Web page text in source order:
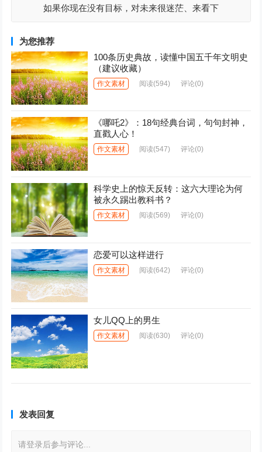
如果你现在没有目标，对未来很迷茫、来看下
为您推荐
100条历史典故，读懂中国五千年文明史
（建议收藏）
作文素材 阅读(594) 评论(0)
《哪吒2》：18句经典台词，句句封神，
直戳人心！
作文素材 阅读(547) 评论(0)
科学史上的惊天反转：这六大理论为何
被永久踢出教科书？
作文素材 阅读(569) 评论(0)
恋爱可以这样进行
作文素材 阅读(642) 评论(0)
女儿QQ上的男生
作文素材 阅读(630) 评论(0)
发表回复
请登录后参与评论...